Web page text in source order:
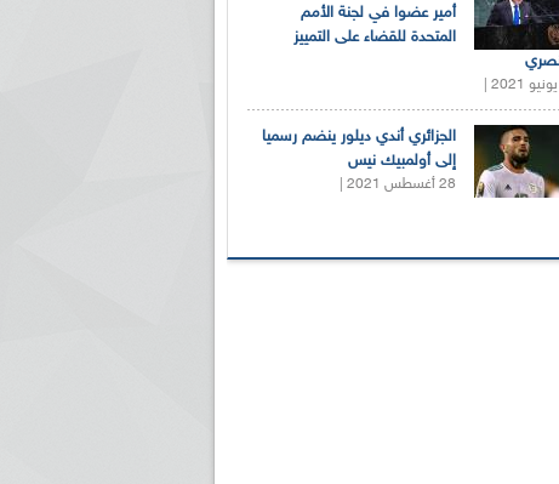
أمير عضوا في لجنة الأمم
المتحدة للقضاء على التمييز
الجزائري أندي ديلور ينضم رسميا
إلى أولمبيك نيس
28 أغسطس 2021 |